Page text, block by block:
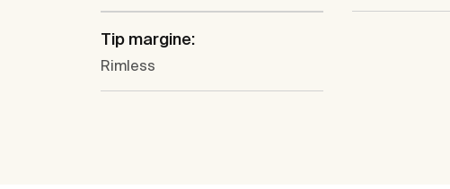
Tip margine:
Rimless